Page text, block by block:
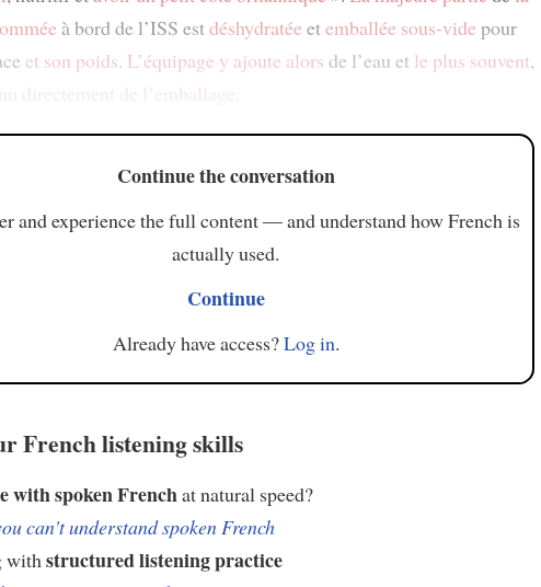
à bord de l’ISS estdéshydratéeetemballée sous-videpour
et son poids. L’équipage y ajoute alors de l’eau et le plus souvent,
directement de l’emballage
Continue the conversation
and experience the full content — and understand how French is
actually used.
Continue
Already have access?Log in.
French listening skills
with spoken Frenchat natural speed?
can't understand spoken French
withstructured listening practice